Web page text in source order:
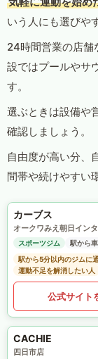
いう人にも選びや
24時間営業の店舗
設ではプールやサ
す。
選ぶときは設備や
確認しましょう。
自由度が高い分、
間帯や続けやすい
カーブス
オークワみえ朝日イン
スポーツジム
駅から
駅から5分以内のジムに
運動不足を解消したい人
公式サイト
CACHIE
四日市店